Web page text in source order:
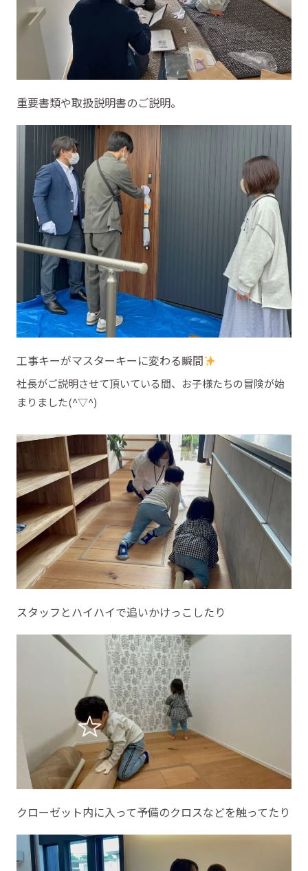
重要書類や取扱説明書のご説明。
工事キーがマスターキーに変わる瞬間
社長がご説明させて頂いている間、お子様たちの冒険が始
まりました(^▽^)
スタッフとハイハイで追いかけっこしたり
クローゼット内に入って予備のクロスなどを触ってたり